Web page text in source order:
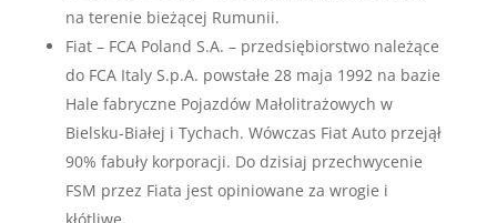
na terenie bieżącej Rumunii.
Fiat – FCA Poland S.A. – przedsiębiorstwo należące
do FCA Italy S.p.A. powstałe 28 maja 1992 na bazie
Hale fabryczne Pojazdów Małolitrażowych w
Bielsku-Białej i Tychach. Wówczas Fiat Auto przejął
90% fabuły korporacji. Do dzisiaj przechwycenie
FSM przez Fiata jest opiniowane za wrogie i